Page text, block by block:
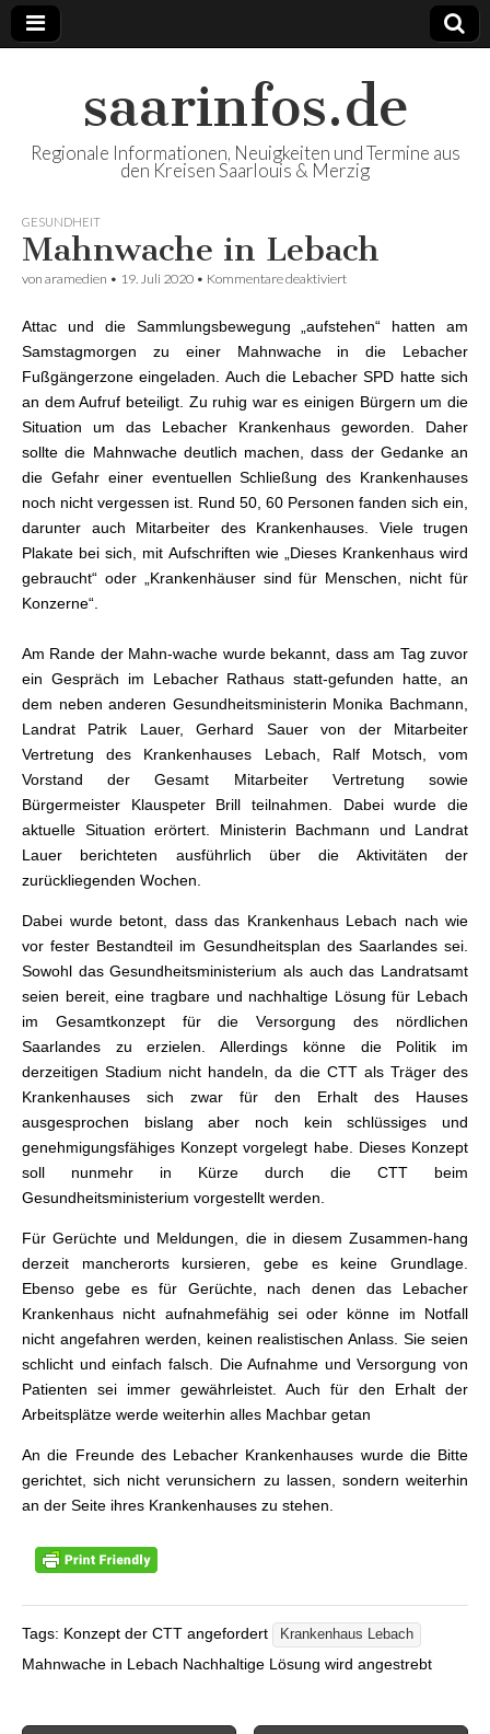
saarinfos.de
Regionale Informationen, Neuigkeiten und Termine aus
den Kreisen Saarlouis & Merzig
GESUNDHEIT
Mahnwache in Lebach
von aramedien • 19. Juli 2020 • Kommentare deaktiviert
Attac und die Sammlungsbewegung „aufstehen“ hatten am
Samstagmorgen zu einer Mahnwache in die Lebacher
Fußgängerzone eingeladen. Auch die Lebacher SPD hatte sich
an dem Aufruf beteiligt. Zu ruhig war es einigen Bürgern um die
Situation um das Lebacher Krankenhaus geworden. Daher
sollte die Mahnwache deutlich machen, dass der Gedanke an
die Gefahr einer eventuellen Schließung des Krankenhauses
noch nicht vergessen ist. Rund 50, 60 Personen fanden sich ein,
darunter auch Mitarbeiter des Krankenhauses. Viele trugen
Plakate bei sich, mit Aufschriften wie „Dieses Krankenhaus wird
gebraucht“ oder „Krankenhäuser sind für Menschen, nicht für
Konzerne“.
Am Rande der Mahn-wache wurde bekannt, dass am Tag zuvor
ein Gespräch im Lebacher Rathaus statt-gefunden hatte, an
dem neben anderen Gesundheitsministerin Monika Bachmann,
Landrat Patrik Lauer, Gerhard Sauer von der Mitarbeiter
Vertretung des Krankenhauses Lebach, Ralf Motsch, vom
Vorstand der Gesamt Mitarbeiter Vertretung sowie
Bürgermeister Klauspeter Brill teilnahmen. Dabei wurde die
aktuelle Situation erörtert. Ministerin Bachmann und Landrat
Lauer berichteten ausführlich über die Aktivitäten der
zurückliegenden Wochen.
Dabei wurde betont, dass das Krankenhaus Lebach nach wie
vor fester Bestandteil im Gesundheitsplan des Saarlandes sei.
Sowohl das Gesundheitsministerium als auch das Landratsamt
seien bereit, eine tragbare und nachhaltige Lösung für Lebach
im Gesamtkonzept für die Versorgung des nördlichen
Saarlandes zu erzielen. Allerdings könne die Politik im
derzeitigen Stadium nicht handeln, da die CTT als Träger des
Krankenhauses sich zwar für den Erhalt des Hauses
ausgesprochen bislang aber noch kein schlüssiges und
genehmigungsfähiges Konzept vorgelegt habe. Dieses Konzept
soll nunmehr in Kürze durch die CTT beim
Gesundheitsministerium vorgestellt werden.
Für Gerüchte und Meldungen, die in diesem Zusammen-hang
derzeit mancherorts kursieren, gebe es keine Grundlage.
Ebenso gebe es für Gerüchte, nach denen das Lebacher
Krankenhaus nicht aufnahmefähig sei oder könne im Notfall
nicht angefahren werden, keinen realistischen Anlass. Sie seien
schlicht und einfach falsch. Die Aufnahme und Versorgung von
Patienten sei immer gewährleistet. Auch für den Erhalt der
Arbeitsplätze werde weiterhin alles Machbar getan
An die Freunde des Lebacher Krankenhauses wurde die Bitte
gerichtet, sich nicht verunsichern zu lassen, sondern weiterhin
an der Seite ihres Krankenhauses zu stehen.
Tags: Konzept der CTT angefordert Krankenhaus Lebach
Mahnwache in Lebach Nachhaltige Lösung wird angestrebt